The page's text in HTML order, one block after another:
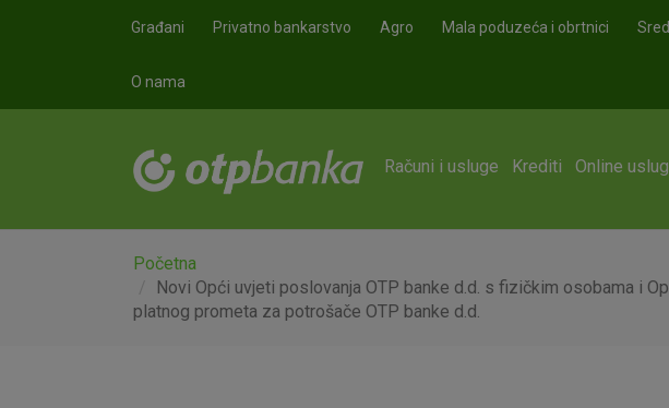
Građani Privatno bankarstvo Agro Mala poduzeća i obrtnici
O nama
Računi i usluge Krediti Online
Početna
Novi Opći uvjeti poslovanja OTP banke d.d. s fizičkim osobama i
platnog prometa za potrošače OTP banke d.d.